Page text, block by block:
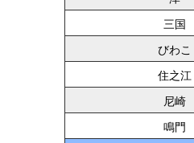
三国
びわこ
住之江
尼崎
鳴門